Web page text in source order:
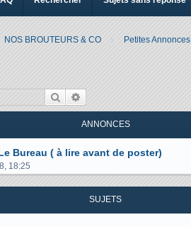
NOS BROUTEURS & CO Petites Annonces
Rechercher
ANNONCES
Bureau ( à lire avant de poster)
18:25
SUJETS